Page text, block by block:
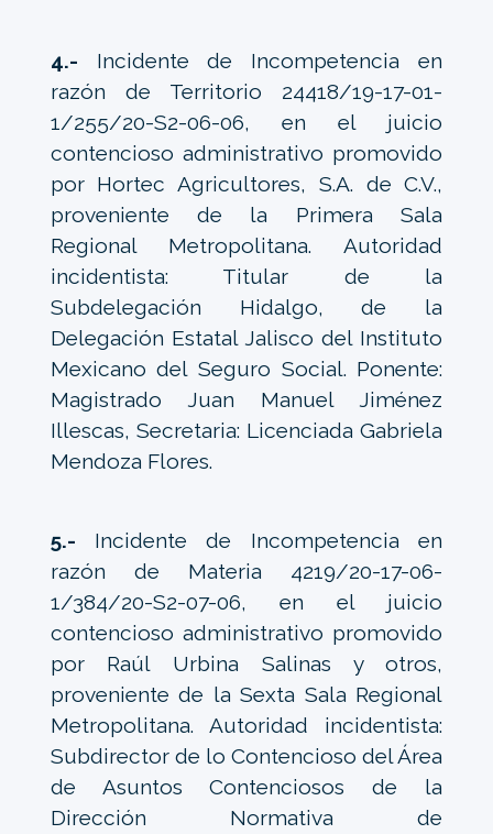
4.- Incidente de Incompetencia en
razón de Territorio 24418/19-17-01-
1/255/20-S2-06-06, en el juicio
contencioso administrativo promovido
por Hortec Agricultores, S.A. de C.V.,
proveniente de la Primera Sala
Regional Metropolitana. Autoridad
incidentista: Titular de la
Subdelegación Hidalgo, de la
Delegación Estatal Jalisco del Instituto
Mexicano del Seguro Social. Ponente:
Magistrado Juan Manuel Jiménez
Illescas, Secretaria: Licenciada Gabriela
Mendoza Flores.
5.- Incidente de Incompetencia en
razón de Materia 4219/20-17-06-
1/384/20-S2-07-06, en el juicio
contencioso administrativo promovido
por Raúl Urbina Salinas y otros,
proveniente de la Sexta Sala Regional
Metropolitana. Autoridad incidentista:
Subdirector de lo Contencioso del Área
de Asuntos Contenciosos de la
Dirección Normativa de